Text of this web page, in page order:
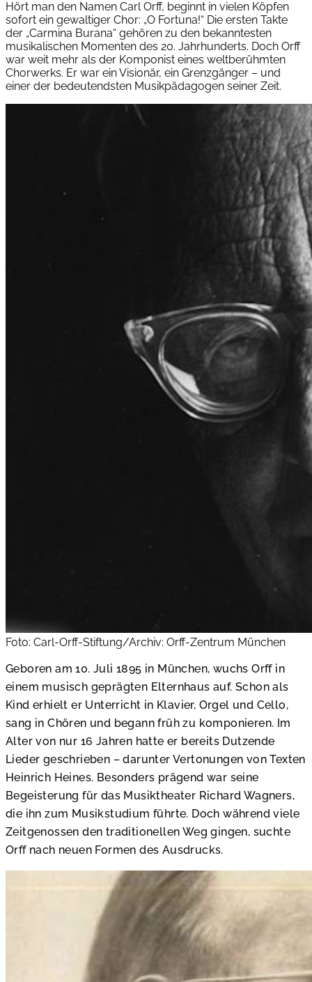
Hört man den Namen Carl Orff, beginnt in vielen Köpfen
sofort ein gewaltiger Chor: „O Fortuna!“ Die ersten Takte
der „Carmina Burana“ gehören zu den bekanntesten
musikalischen Momenten des 20. Jahrhunderts. Doch Orff
war weit mehr als der Komponist eines weltberühmten
Chorwerks. Er war ein Visionär, ein Grenzgänger – und
einer der bedeutendsten Musikpädagogen seiner Zeit.
Foto: Carl-Orff-Stiftung/Archiv: Orff-Zentrum München
Geboren am 10. Juli 1895 in München, wuchs Orff in
einem musisch geprägten Elternhaus auf. Schon als
Kind erhielt er Unterricht in Klavier, Orgel und Cello,
sang in Chören und begann früh zu komponieren. Im
Alter von nur 16 Jahren hatte er bereits Dutzende
Lieder geschrieben – darunter Vertonungen von Texten
Heinrich Heines. Besonders prägend war seine
Begeisterung für das Musiktheater Richard Wagners,
die ihn zum Musikstudium führte. Doch während viele
Zeitgenossen den traditionellen Weg gingen, suchte
Orff nach neuen Formen des Ausdrucks.